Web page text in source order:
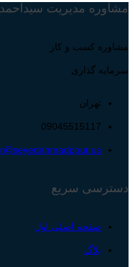
مشاوره مدیریت
مشاوره کسب و کار
سرمایه گذاری
تهران
09045515117
دسترسی سریع
صفحه اصلی اول
بلاگ